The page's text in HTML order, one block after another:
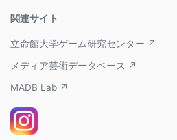
関連サイト
立命館大学ゲーム研究センター ↗
メディア芸術データベース ↗
MADB Lab ↗